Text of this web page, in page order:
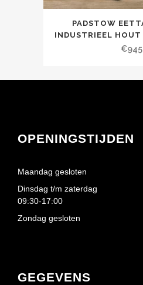
PADSTOW
INDUSTRIEEL HOUT
€945
GEGEVENS
OPENINGSTIJDEN
Maandag gesloten
Dinsdag t/m zaterdag
09:30-17:00
Zondag gesloten